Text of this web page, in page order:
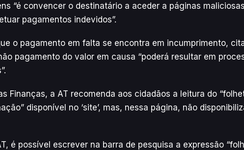
“é convencer o destinatário a aceder a páginas maliciosas
pagamentos indevidos”.
o pagamento em falta se encontra em incumprimento,
pagamento do valor em causa “poderá resultar em
Finanças, a AT recomenda aos cidadãos a leitura do
disponível no ‘site’, mas, nessa página, não
é possível escrever na barra de pesquisa a expressão